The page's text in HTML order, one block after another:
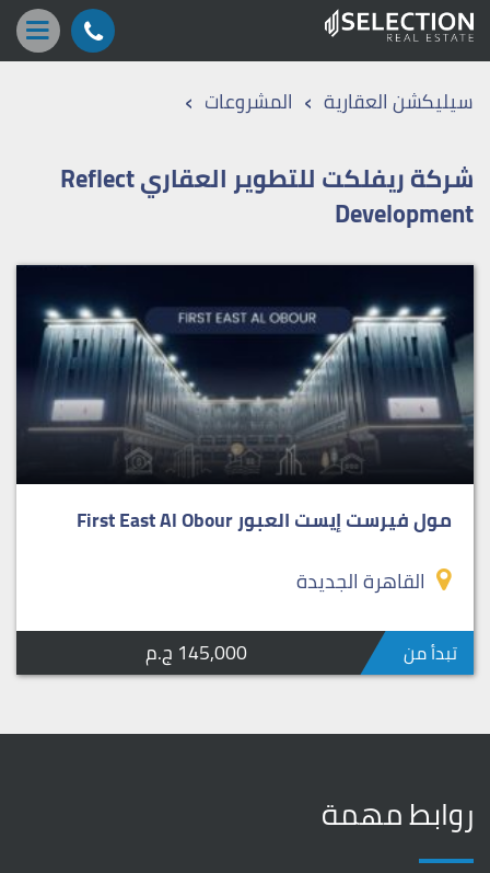
سيليكشن العقارية › المشروعات ›
شركة ريفلكت للتطوير العقاري Reflect
Development
مول فيرست إيست العبور First East Al Obour
القاهرة الجديدة
تبدأ من 145,000 ج.م
روابط مهمة